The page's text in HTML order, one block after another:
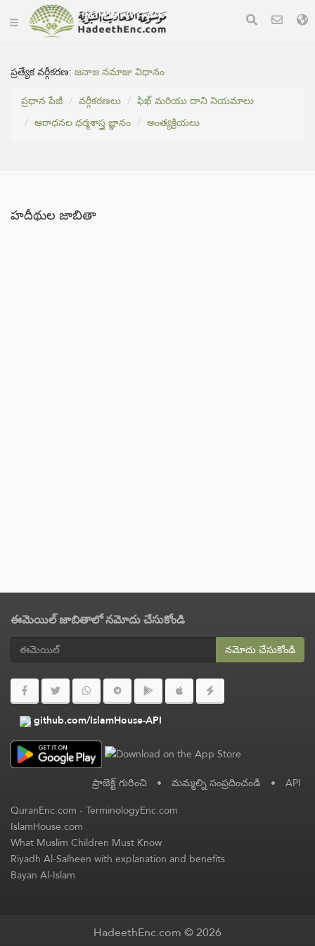
ప్రత్యేక వర్గీకరణ:జనాజ నమాజు విధానం
ప్రధాన పేజీ
వర్గీకరణలు
ఫిఖ్ మరియు దాని నియమాలు
ఆరాధనల ధర్మశాస్త్ర జ్ఞానం
అంత్యక్రియలు
హదీథుల జాబితా
ఈమెయిల్ జాబితాలో నమోదు చేసుకోండి
నమోదు చేసుకోండి
github.com/IslamHouse-API
ప్రాజెక్ట్ గురించి • మమ్మల్ని సంప్రదించండి • API
QuranEnc.com-TerminologyEnc.com
IslamHouse.com
What Muslim Children Must Know
Riyadh Al-Salheen with explanation and benefits
Bayan Al-Islam
HadeethEnc.com © 2026